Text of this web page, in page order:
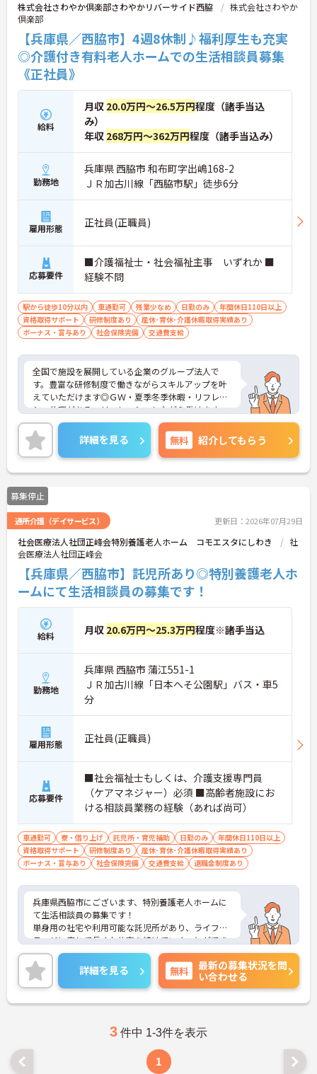
株式会社さわやか倶楽部さわやかリバーサイド西脇
株式会社さわやか
倶楽部
【兵庫県／西脇市】4週8休制♪福利厚生も充実
◎介護付き有料老人ホームでの生活相談員募集
《正社員》
給料
月収 20.0万円～26.5万円程度（諸手当込
み）
年収 268万円～362万円程度（諸手当込み）
勤務地
兵庫県 西脇市 和布町字出嶋168-2
ＪＲ加古川線「西脇市駅」徒歩6分
雇用形態 正社員(正職員)
応募要件
■介護福祉士・社会福祉主事 いずれか ■
経験不問
駅から徒歩10分以内 車通勤可 残業少なめ 日勤のみ
年間休日110日以上
資格取得サポート
研修制度あり
産休･育休･介護休暇取得実績あり
ボーナス・賞与あり
社会保険完備 交通費支給
全国で施設を展開している企業のグループ法人で
す。豊富な研修制度で働きながらスキルアップを叶
えていただけます◎ＧＷ・夏季冬季休暇・リフレッ
シュ休暇がある、リフレッシュしながら働けます。
ご興味をお持ちの方には詳細の情報や面接のポイン
トをお伝えしますのでお気軽にお問い合わせくださ
いませ。
詳細を見る 無料 紹介してもらう
募集停止
通所介護（デイサービス） 更新日：2026年07月29日
社会医療法人社団正峰会特別養護老人ホーム コモエスタにしわき
社
会医療法人社団正峰会
【兵庫県／西脇市】託児所あり◎特別養護老人ホ
ームにて生活相談員の募集です！
給料 月収 20.6万円～25.3万円程度※諸手当込
勤務地
兵庫県 西脇市 蒲江551-1
ＪＲ加古川線「日本へそ公園駅」バス・車5
分
雇用形態 正社員(正職員)
応募要件
■社会福祉士もしくは、介護支援専門員
（ケアマネジャー）必須 ■高齢者施設にお
ける相談員業務の経験（あれば尚可）
車通勤可 寮・借り上げ 託児所・育児補助 日勤のみ
年間休日110日以上
資格取得サポート
研修制度あり
産休･育休･介護休暇取得実績あり
ボーナス・賞与あり
社会保険完備 交通費支給 退職金制度あり
兵庫県西脇市にございます、特別養護老人ホームに
て生活相談員の募集です！
単身用の社宅や利用可能な託児所があり、ライフス
テージに応じて長くお仕事を続けていくことができ
ます♪
賞与・昇給あり！頑張りをしっかりと評価している
ので、モチベーションを保ちやすい環境です◎
ご興味のある方は、マイナビ介護職までお問い合わ
せください。
詳細を見る 無料
最新の募集状況を問
い合わせる
3 件中 1-3件を表示
1